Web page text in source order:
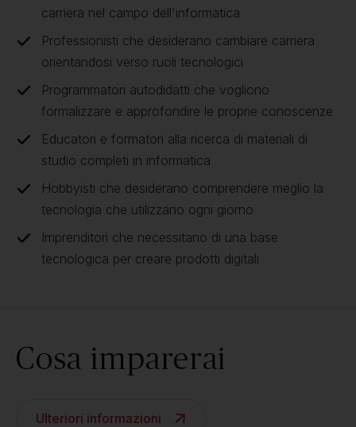
carriera nel campo dell'informatica
Professionisti che desiderano cambiare carriera
orientandosi verso ruoli tecnologici
Programmatori autodidatti che vogliono
formalizzare e approfondire le proprie conoscenze
Educatori e formatori alla ricerca di materiali di
studio completi in informatica
Hobbyisti che desiderano comprendere meglio la
tecnologia che utilizzano ogni giorno
Imprenditori che necessitano di una base
tecnologica per creare prodotti digitali
Cosa imparerai
Ulteriori informazioni